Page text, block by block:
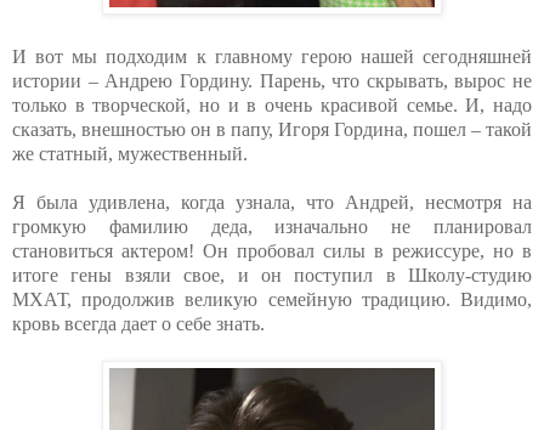
И вот мы подходим к главному герою нашей сегодняшней
истории – Андрею Гордину. Парень, что скрывать, вырос не
только в творческой, но и в очень красивой семье. И, надо
сказать, внешностью он в папу, Игоря Гордина, пошел – такой
же статный, мужественный.
Я была удивлена, когда узнала, что Андрей, несмотря на
громкую фамилию деда, изначально не планировал
становиться актером! Он пробовал силы в режиссуре, но в
итоге гены взяли свое, и он поступил в Школу-студию
МХАТ, продолжив великую семейную традицию. Видимо,
кровь всегда дает о себе знать.